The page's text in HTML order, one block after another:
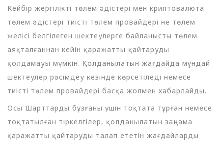
Кейбір жергілікті төлем әдістері мен криптовалюта
төлем әдістері тиісті төлем провайдері не төлем
желісі белгілеген шектеулерге байланысты төлем
аяқталғаннан кейін қаражатты қайтаруды
қолдамауы мүмкін. Қолданылатын жағдайда мұндай
шектеулер рәсімдеу кезінде көрсетіледі немесе
тиісті төлем провайдері басқа жолмен хабарлайды.
Осы Шарттарды бұзғаны үшін тоқтата тұрған немесе
тоқтатылған тіркелгілер, қолданылатын заңнама
қаражатты қайтаруды талап ететін жағдайларды